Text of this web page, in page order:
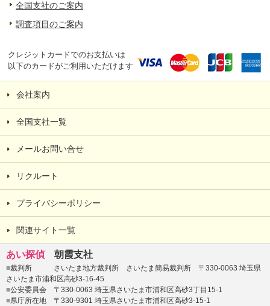
全国支社のご案内
調査項目のご案内
クレジットカードでのお支払いは
以下のカードがご利用いただけます
会社案内
全国支社一覧
メールお問い合せ
リクルート
プライバシーポリシー
関連サイト一覧
あい探偵 朝霞支社
■裁判所 さいたま地方裁判所 さいたま簡易裁判所 〒330-0063 埼玉県
さいたま市浦和区高砂3-16-45
■公安委員会 〒330-0063 埼玉県さいたま市浦和区高砂3丁目15-1
■県庁所在地 〒330-9301 埼玉県さいたま市浦和区高砂3-15-1